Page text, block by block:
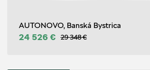
AUTONOVO, Banská Bystrica
24 526 € 29 348 €